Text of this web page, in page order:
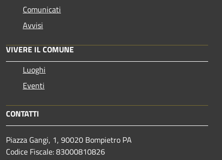
Comunicati
Avvisi
VIVERE IL COMUNE
Luoghi
Eventi
CONTATTI
Piazza Gangi, 1, 90020 Bompietro PA
Codice Fiscale: 83000810826